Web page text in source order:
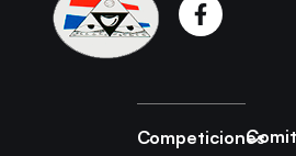
Competiciones